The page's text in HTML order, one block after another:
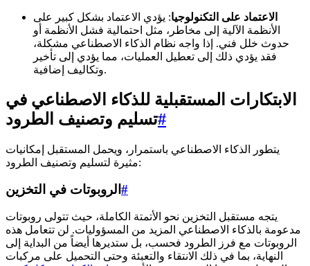
الاعتماد على التكنولوجيا: يؤدي الاعتماد بشكل كبير على
الأنظمة الآلية إلى مخاطر، مثل احتمالية فشل الأنظمة أو
حدوث خلل فني. إذا واجه نظام الذكاء الاصطناعي مشكلة،
فقد يؤدي ذلك إلى تعطيل العمليات، مما يؤدي إلى تأخير
وتكاليف إضافية.
الابتكارات المستقبلية للذكاء الاصطناعي في
تسليم وتصنيف الطرود#
يتطور الذكاء الاصطناعي باستمرار، ويحمل المستقبل إمكانيات
مثيرة لتسليم وتصنيف الطرود:
الروبوتات في التخزين #
يتجه مستقبل التخزين نحو الأتمتة الكاملة، حيث تتولى روبوتات
مدعومة بالذكاء الاصطناعي المزيد من المسؤوليات. لن تتعامل هذه
الروبوتات مع فرز الطرود فحسب، بل ستديرها أيضاً من البداية إلى
النهاية، بما في ذلك الانتقاء والتعبئة وحتى التحميل على مركبات